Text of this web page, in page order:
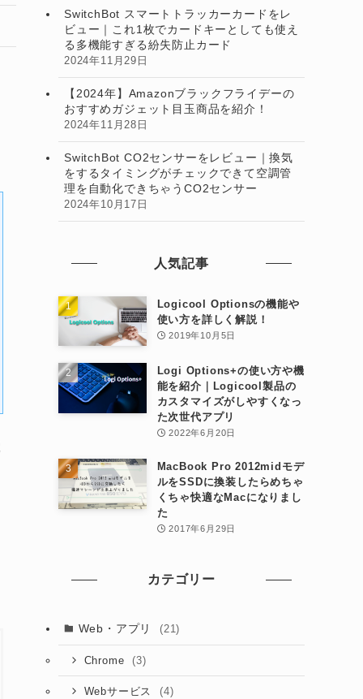
SwitchBot スマートトラッカーカードをレ
ビュー｜これ1枚でカードキーとしても使え
る多機能すぎる紛失防止カード
2024年11月29日
【2024年】Amazonブラックフライデーの
おすすめガジェット目玉商品を紹介！
2024年11月28日
SwitchBot CO2センサーをレビュー｜換気
をするタイミングがチェックできて空調管
理を自動化できちゃうCO2センサー
2024年10月17日
人気記事
Logicool Optionsの機能や
使い方を詳しく解説！
2019年10月5日
Logi Options+の使い方や機
能を紹介｜Logicool製品の
カスタマイズがしやすくなっ
た次世代アプリ
2022年6月20日
MacBook Pro 2012midモデ
ルをSSDに換装したらめちゃ
くちゃ快適なMacになりまし
た
2017年6月29日
カテゴリー
Web・アプリ (21)
Chrome (3)
Webサービス (4)